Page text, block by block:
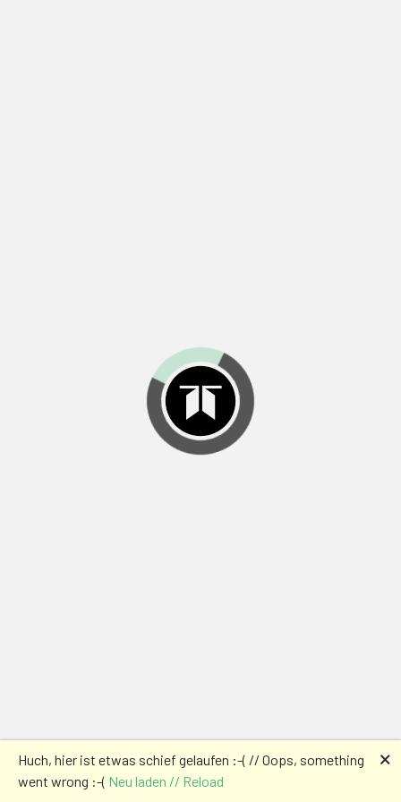
Huch, hier ist etwas schief gelaufen :-( // Oops, something
went wrong :-( Neu laden // Reload
🗙